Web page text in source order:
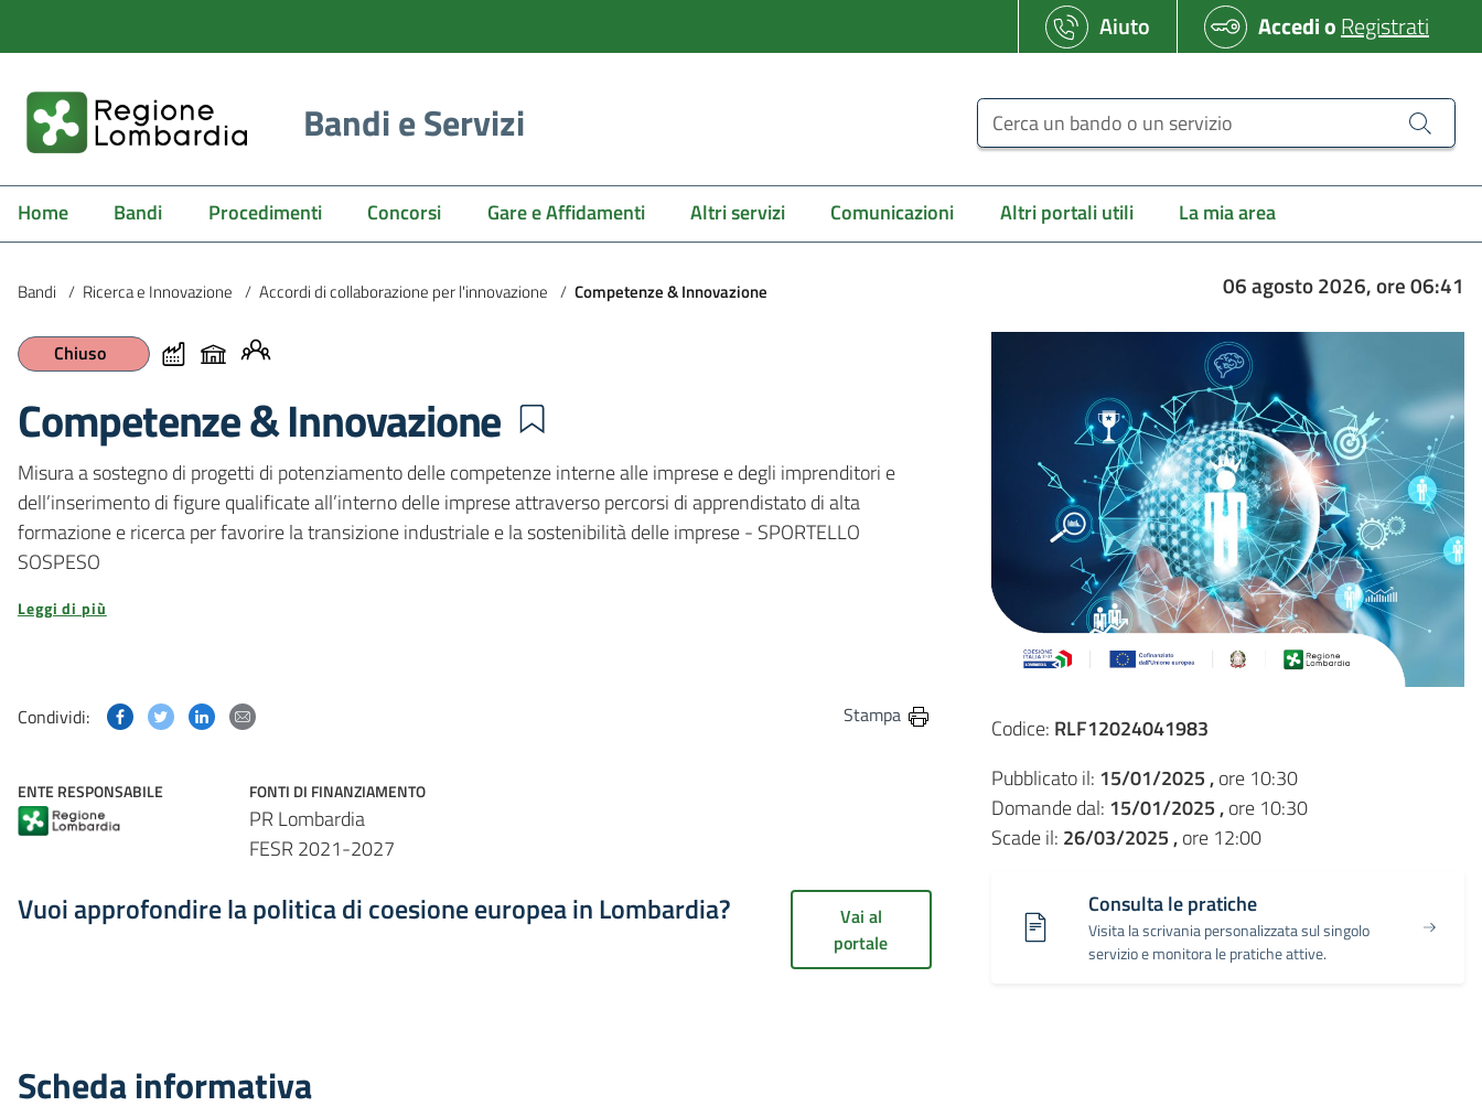
Aiuto AccedioRegistrati
Bandi e Servizi Cerca un bando o un servizio
Home Bandi Procedimenti Concorsi Gare e Affidamenti Altri servizi Comunicazioni Altri portali utili La mia area
Bandi / Ricerca e Innovazione / Accordi di collaborazione per l'innovazione / Competenze & Innovazione 06 agosto 2026, ore 06:41
Chiuso
Competenze & Innovazione
Misura a sostegno di progetti di potenziamento delle competenze interne alle imprese e degli imprenditori e
dell’inserimento di figure qualificate all’interno delle imprese attraverso percorsi di apprendistato di alta
formazione e ricerca per favorire la transizione industriale e la sostenibilità delle imprese - SPORTELLO
SOSPESO
Leggi di più
Condividi: Condividi questa pagina su Facebook
Condividi questa pagina su Twitter
Condividi questa pagina su Linkedin Stampa
ENTE RESPONSABILE FONTI DI FINANZIAMENTO
PR Lombardia
FESR 2021-2027
Vuoi approfondire la politica di coesione europea in Lombardia?
Vai al
portale
Codice: RLF12024041983
Pubblicato il: 15/01/2025 ,ore 10:30
Domande dal: 15/01/2025 ,ore 10:30
Scade il: 26/03/2025 ,ore 12:00
Consulta le pratiche
Visita la scrivania personalizzata sul singolo
servizio e monitora le pratiche attive.
Scheda informativa